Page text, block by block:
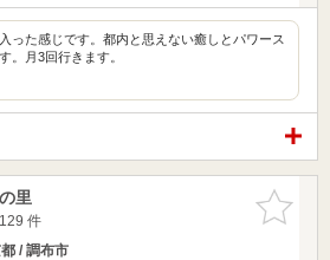
った感じです。都内と思えない癒しとパワース
。月3回行きます。
お気に入
りに追加
里
件
/ 調布市